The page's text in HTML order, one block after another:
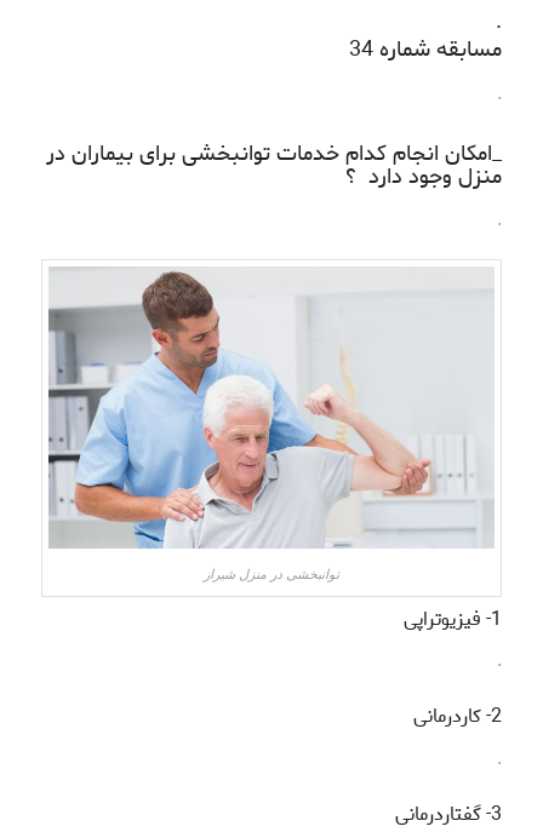
.
مسابقه شماره 34
.
_امکان انجام کدام خدمات توانبخشی برای بیماران در
منزل وجود دارد ؟
.
توانبخشی در منزل شیراز
1- فیزیوتراپی
.
2- کاردرمانی
.
3- گفتاردرمانی